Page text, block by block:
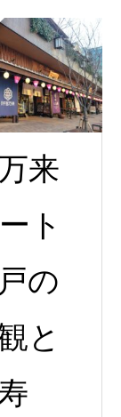
来
ト
の
と